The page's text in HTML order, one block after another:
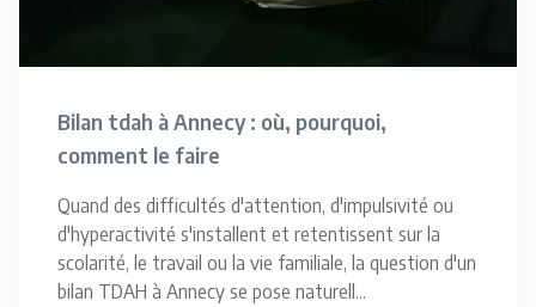
Bilan tdah à Annecy : où, pourquoi,
comment le faire
Quand des difficultés d'attention, d'impulsivité ou
d'hyperactivité s'installent et retentissent sur la
scolarité, le travail ou la vie familiale, la question d'un
bilan TDAH à Annecy se pose naturell ...